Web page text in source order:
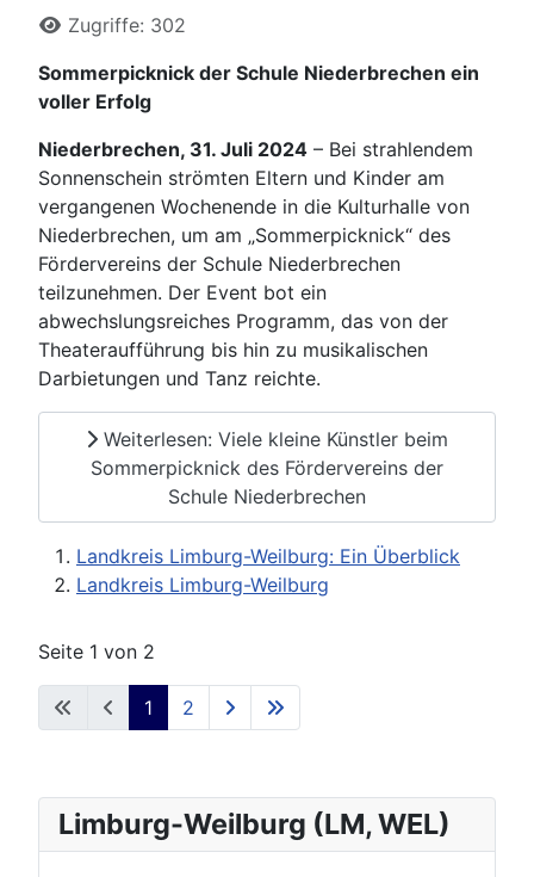
Zugriffe: 302
Sommerpicknick der Schule Niederbrechen ein
voller Erfolg
Niederbrechen, 31. Juli 2024 – Bei strahlendem
Sonnenschein strömten Eltern und Kinder am
vergangenen Wochenende in die Kulturhalle von
Niederbrechen, um am „Sommerpicknick“ des
Fördervereins der Schule Niederbrechen
teilzunehmen. Der Event bot ein
abwechslungsreiches Programm, das von der
Theateraufführung bis hin zu musikalischen
Darbietungen und Tanz reichte.
Weiterlesen: Viele kleine Künstler beim
Sommerpicknick des Fördervereins der
Schule Niederbrechen
Landkreis Limburg-Weilburg: Ein Überblick
Landkreis Limburg-Weilburg
Seite 1 von 2
1 2
Limburg-Weilburg (LM, WEL)